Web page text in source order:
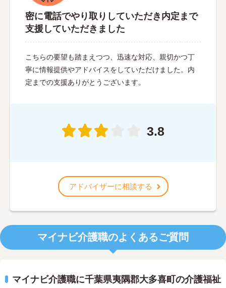
密に電話でやり取りしていただき内定まで
支援していただきました
こちらの要望も踏まえつつ、迅速な対応、親切かつ丁
寧に情報提供やアドバイスをしていただけました。内
定までの支援ありがとうございます。
3.8
アドバイザーに相談する
マイナビ介護職のよくあるご質問
マイナビ介護職に千葉県夷隅郡大多喜町の介護福祉